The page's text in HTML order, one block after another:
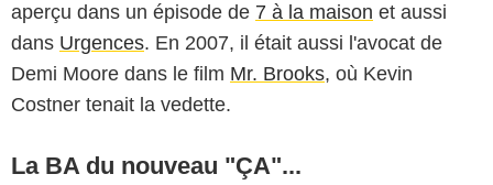
aperçu dans un épisode de 7 à la maison et aussi
dans Urgences. En 2007, il était aussi l'avocat de
Demi Moore dans le film Mr. Brooks, où Kevin
Costner tenait la vedette.
La BA du nouveau "ÇA"...